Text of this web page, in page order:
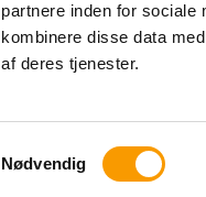
partnere inden for sociale
kombinere disse data
af deres tjenester.
Nødvendig